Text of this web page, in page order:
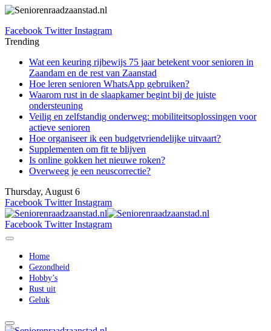
Facebook Twitter Instagram
Trending
Wat een keuring rijbewijs 75 jaar betekent voor senioren in
Zaandam en de rest van Zaanstad
Hoe leren senioren WhatsApp gebruiken?
Waarom rust in de slaapkamer begint bij de juiste
ondersteuning
Veilig en zelfstandig onderweg: mobiliteitsoplossingen voor
actieve senioren
Hoe organiseer ik een budgetvriendelijke uitvaart?
Supplementen om fit te blijven
Is online gokken het nieuwe roken?
Overweeg je een neuscorrectie?
Thursday, August 6
Facebook Twitter Instagram
Facebook Twitter Instagram
Home
Gezondheid
Hobby’s
Rust uit
Geluk